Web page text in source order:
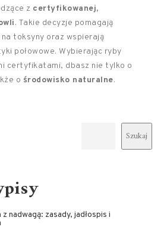
z certyfikowanej,
. Takie decyzje pomagają
toksyny oraz wspierają
połowowe. Wybierając ryby
certyfikatami, dbasz nie tylko o
o środowisko naturalne.
Szukaj
nadwagą: zasady, jadłospis i